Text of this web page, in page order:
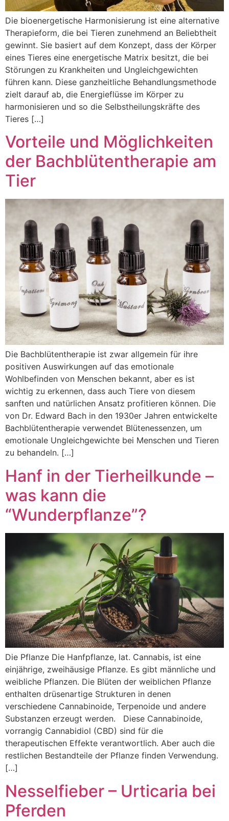
Die bioenergetische Harmonisierung ist eine alternative
Therapieform, die bei Tieren zunehmend an Beliebtheit
gewinnt. Sie basiert auf dem Konzept, dass der Körper
eines Tieres eine energetische Matrix besitzt, die bei
Störungen zu Krankheiten und Ungleichgewichten
führen kann. Diese ganzheitliche Behandlungsmethode
zielt darauf ab, die Energieflüsse im Körper zu
harmonisieren und so die Selbstheilungskräfte des
Tieres […]
Vorteile und Möglichkeiten
der Bachblütentherapie am
Tier
Die Bachblütentherapie ist zwar allgemein für ihre
positiven Auswirkungen auf das emotionale
Wohlbefinden von Menschen bekannt, aber es ist
wichtig zu erkennen, dass auch Tiere von diesem
sanften und natürlichen Ansatz profitieren können. Die
von Dr. Edward Bach in den 1930er Jahren entwickelte
Bachblütentherapie verwendet Blütenessenzen, um
emotionale Ungleichgewichte bei Menschen und Tieren
zu behandeln. […]
Hanf in der Tierheilkunde –
was kann die
“Wunderpflanze”?
Die Pflanze Die Hanfpflanze, lat. Cannabis, ist eine
einjährige, zweihäusige Pflanze. Es gibt männliche und
weibliche Pflanzen. Die Blüten der weiblichen Pflanze
enthalten drüsenartige Strukturen in denen
verschiedene Cannabinoide, Terpenoide und andere
Substanzen erzeugt werden. Diese Cannabinoide,
vorrangig Cannabidiol (CBD) sind für die
therapeutischen Effekte verantwortlich. Aber auch die
restlichen Bestandteile der Pflanze finden Verwendung.
[…]
Nesselfieber – Urticaria bei
Pferden